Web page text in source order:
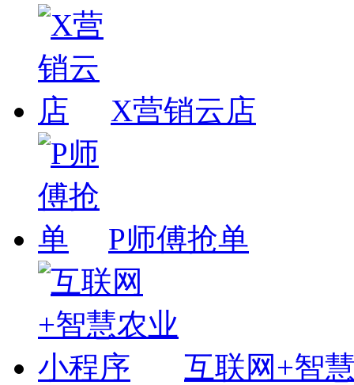
X营销云店
P师傅抢单
互联网+智